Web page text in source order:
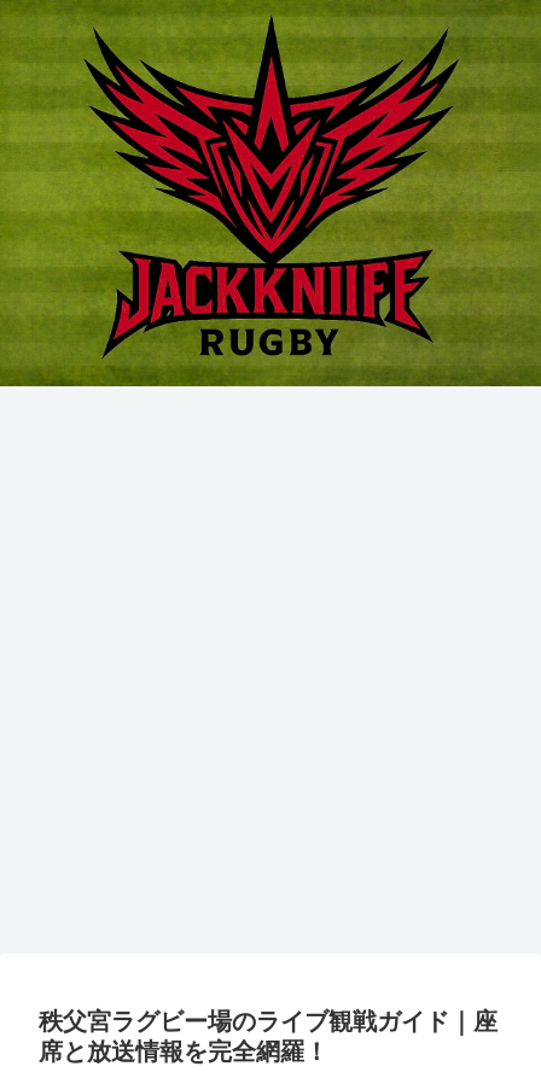
秩父宮ラグビー場のライブ観戦ガイド｜座
席と放送情報を完全網羅！